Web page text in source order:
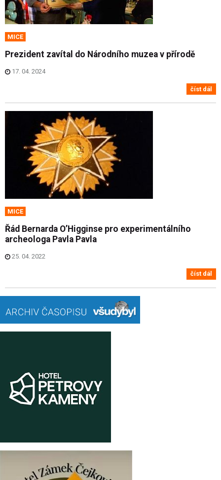
MICE
Prezident zavítal do Národního muzea v přírodě
17. 04. 2024
číst dál
MICE
Řád Bernarda O’Higginse pro experimentálního
archeologa Pavla Pavla
25. 04. 2022
číst dál